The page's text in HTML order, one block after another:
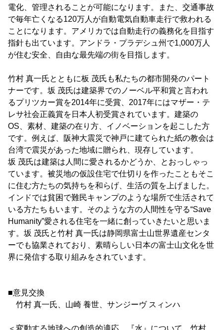
電化、管理されることが可能になります。また、交通事故
で毎年亡くなる120万人が自動電気自動車走行で救われる
ことになります。アメリカでは自動走行の義務化を目指す
指針も出ています。アンドラ・プラデシュ州で1,000万人
が住む安全、自由な最先端の街を目指します。
竹村 真一氏とともに板 茂氏も私たちの都市開発のパート
ナーです。坂 茂氏は建築界でのノーベル平和賞と言われ
るプリツカー賞を2014年に受賞、2017年にはマザー・テ
レサ社会正義賞を日本人初受賞されています。建築の
OS、素材、建築の在り方、イノベーションを起こした方
です。例えば、阪神大震災で神戸に建てられた紙の教会は
台湾で震災があった地域に贈られ、現存しています。
坂 茂氏は建築は人間に愛されるかどうか、とおっしゃっ
ています。被災地の仮設住宅で仕切りを作ったこともそこ
に住む方たちの気持ちを和らげ、生活の質を上げました。
インドでは貧困で難民キャンプのような場所で生活されて
いる方たちもいます。そのような方の人間性を守る“Save
Humanity”愛される住宅を一緒に創っていきたいと思いま
す。坂 茂氏と竹村 真一氏は静岡県富士山世界遺産センタ
ーでも協業されており、素晴らしい日本の富士山文化を世
界に発信する取り組みをされています。
■意見交換
竹村 真一氏、山崎 養世、サンジーヴ スィンハ
＜変動する地球への創造的適応 『水』について 竹村